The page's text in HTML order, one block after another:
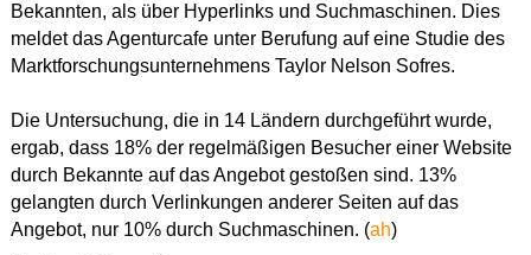
Bekannten, als über Hyperlinks und Suchmaschinen. Dies
meldet das Agenturcafe unter Berufung auf eine Studie des
Marktforschungsunternehmens Taylor Nelson Sofres.
Die Untersuchung, die in 14 Ländern durchgeführt wurde,
ergab, dass 18% der regelmäßigen Besucher einer Website
durch Bekannte auf das Angebot gestoßen sind. 13%
gelangten durch Verlinkungen anderer Seiten auf das
Angebot, nur 10% durch Suchmaschinen. (ah)